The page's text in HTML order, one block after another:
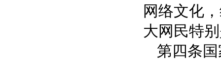
网络文化
大网民特
第四条